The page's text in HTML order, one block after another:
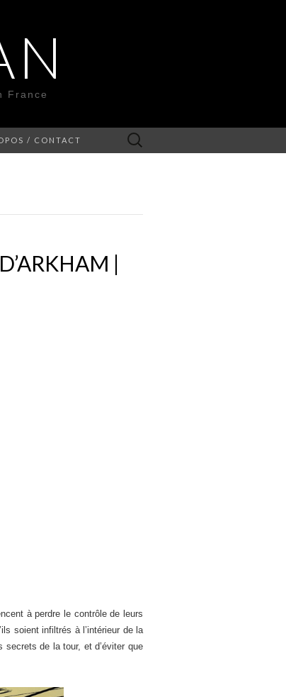
France
/ CONTACT Rechercher :
|
à perdre le contrôle de leurs
soient infiltrés à l’intérieur de la
de la tour, et d’éviter que